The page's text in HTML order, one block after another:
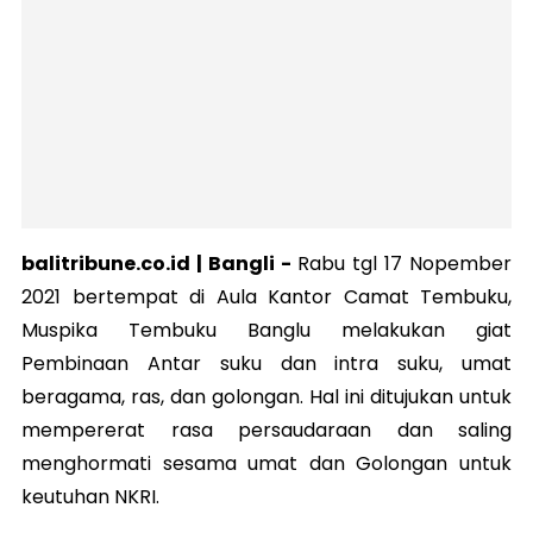
balitribune.co.id | Bangli - Rabu tgl 17 Nopember
2021 bertempat di Aula Kantor Camat Tembuku,
Muspika Tembuku Banglu melakukan giat
Pembinaan Antar suku dan intra suku, umat
beragama, ras, dan golongan. Hal ini ditujukan untuk
mempererat rasa persaudaraan dan saling
menghormati sesama umat dan Golongan untuk
keutuhan NKRI.